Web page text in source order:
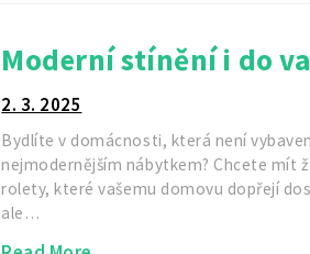
Moderní stínění i do
2. 3. 2025
Bydlíte v domácnosti, která není
nejmodernějším nábytkem? Chcete mít
rolety, které vašemu domovu dopřejí
ale…